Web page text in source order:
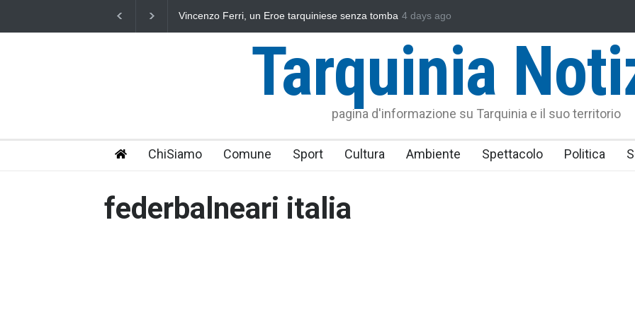
Vincenzo Ferri, un Eroe tarquiniese senza tomba
Fratelli d'Italia critica Sposetti per l'aumento
4 days ago
Tarquinia
pagina d'informazione su Tarquinia e il suo territorio
ChiSiamo Comune Sport Cultura Ambiente Spettacolo Politica
federbalneari italia